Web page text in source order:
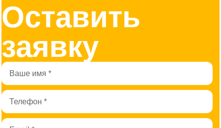
Оставить
заявку
Имя
Телефон
Email